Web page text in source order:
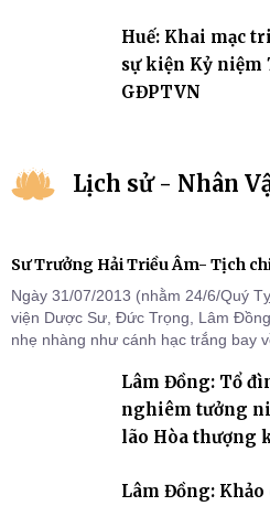
Huế: Khai mạc
sự kiện Kỷ niệm
GĐPTVN
Lịch sử - Nhân
Sư Trưởng Hải Triều Âm- Tịch
Ngày 31/07/2013 (nhằm 24/6/Quý
viện Dược Sư, Đức Trọng, Lâm
nhẹ nhàng như cánh hạc trắng bay
Lâm Đồng: Tổ
nghiêm tưởng
lão Hòa thượng
Lâm Đồng: